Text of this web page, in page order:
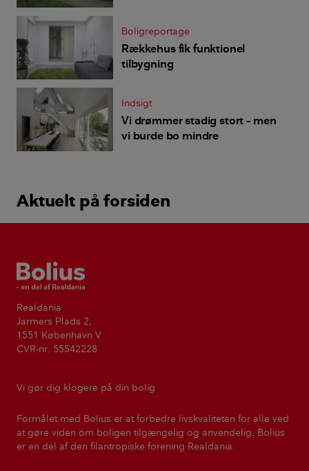
Boligreportage
Rækkehus fik funktionel
tilbygning
Indsigt
Vi drømmer stadig stort – men
vi burde bo mindre
Aktuelt på forsiden
Bolius
Realdania
Jarmers Plads 2,
1551 København V
CVR-nr. 55542228
Vi gør dig klogere på din bolig
Formålet med Bolius er at forbedre livskvaliteten for alle ved
at gøre viden om boligen tilgængelig og anvendelig. Bolius
er en del af den filantropiske forening Realdania.